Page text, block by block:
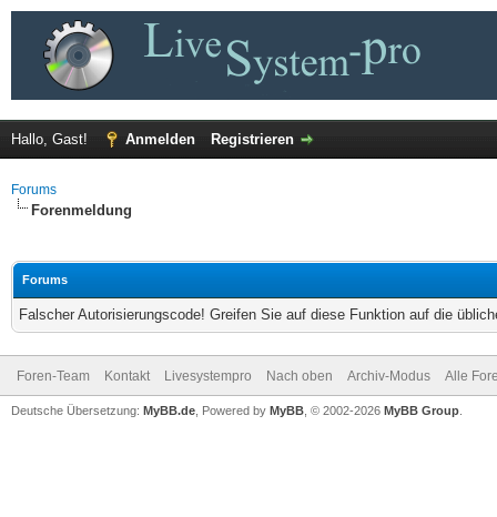
Hallo, Gast! Anmelden Registrieren
Forums
Forenmeldung
Forums
Falscher Autorisierungscode! Greifen Sie auf diese Funktion auf die
Foren-Team Kontakt Livesystempro Nach oben Archiv-Modus Alle
Deutsche Übersetzung: MyBB.de , Powered by MyBB , © 2002-2026 MyBB Group